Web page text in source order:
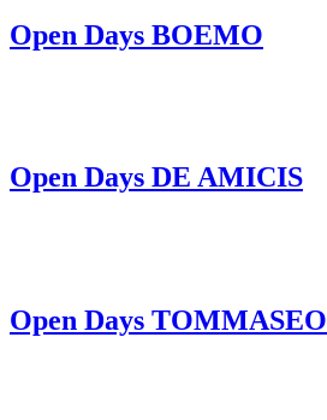
Open Days BOEMO
Open Days DE AMICIS
Open Days TOMMASEO